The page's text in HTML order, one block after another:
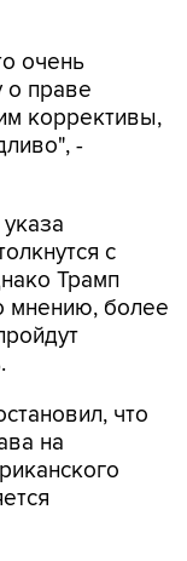
очень
о праве
коррективы,
-
с
Трамп
мнению, более
что
на